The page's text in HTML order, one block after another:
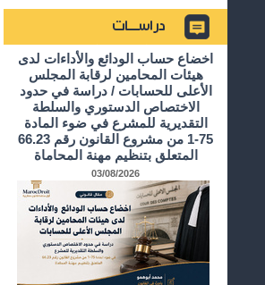
اخضاع حساب الودائع والأداءات لدى
هيئات المحامين لرقابة المجلس
الأعلى للحسابات / دراسة في حدود
الاختصاص الدستوري والسلطة
التقديرية للمشرع في ضوء المادة
75-1 من مشروع القانون رقم 66.23
المتعلق بتنظيم مهنة المحاماة
03/08/2026